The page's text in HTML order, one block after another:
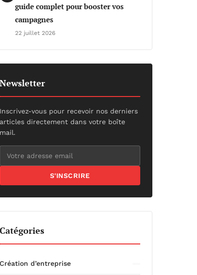
guide complet pour booster vos
campagnes
22 juillet 2026
Newsletter
Inscrivez-vous pour recevoir nos derniers
articles directement dans votre boîte
mail.
S'INSCRIRE
Catégories
Création d’entreprise